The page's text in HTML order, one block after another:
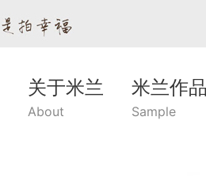
关于米兰
About
米兰作
Sample